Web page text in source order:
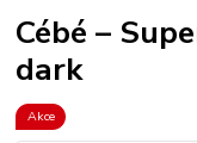
Cébé –
dark
Akce